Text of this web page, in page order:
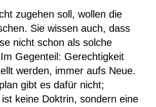
zugehen soll, wollen die
Sie wissen auch, dass
nicht schon als solche
Gegenteil: Gerechtigkeit
werden, immer aufs Neue.
gibt es dafür nicht;
keine Doktrin, sondern eine